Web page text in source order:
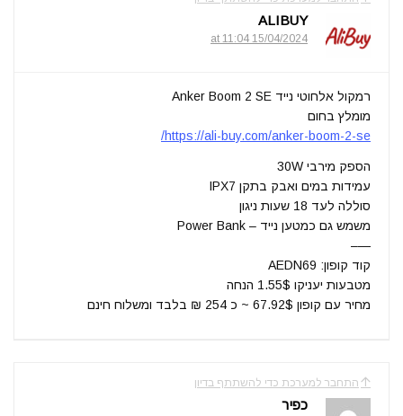
ALIBUY
15/04/2024 at 11:04
רמקול אלחוטי נייד Anker Boom 2 SE
מומלץ בחום
https://ali-buy.com/anker-boom-2-se/
הספק מירבי 30W
עמידות במים ואבק בתקן IPX7
סוללה לעד 18 שעות ניגון
משמש גם כמטען נייד – Power Bank
—–
קוד קופון: AEDN69
מטבעות יעניקו 1.55$ הנחה
מחיר עם קופון 67.92$ ~ כ 254 ₪ בלבד ומשלוח חינם
התחבר למערכת כדי להשתתף בדיון
כפיר